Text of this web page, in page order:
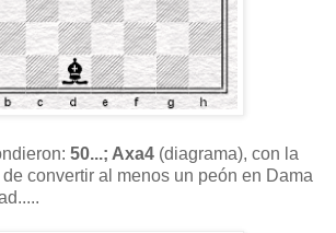
50...; Axa4 (diagrama), con la
convertir al menos un peón en Dama